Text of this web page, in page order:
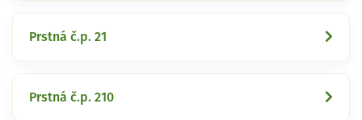
Prstná č.p. 21
Prstná č.p. 210